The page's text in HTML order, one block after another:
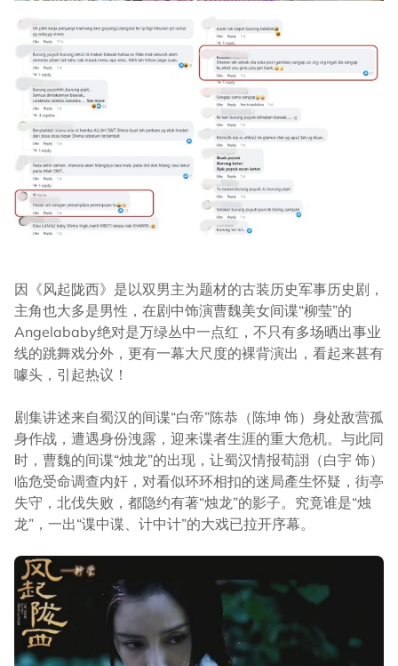
因《风起陇西》是以双男主为题材的古装历史军事历史剧，
主角也大多是男性，在剧中饰演曹魏美女间谍“柳莹”的
Angelababy绝对是万绿丛中一点红，不只有多场晒出事业
线的跳舞戏分外，更有一幕大尺度的裸背演出，看起来甚有
噱头，引起热议！
剧集讲述来自蜀汉的间谍“白帝”陈恭（陈坤 饰）身处敌营孤
身作战，遭遇身份洩露，迎来谍者生涯的重大危机。与此同
时，曹魏的间谍“烛龙”的出现，让蜀汉情报荀詡（白宇 饰）
临危受命调查内奸，对看似环环相扣的迷局產生怀疑，街亭
失守，北伐失败，都隐约有著“烛龙”的影子。究竟谁是“烛
龙”，一出“谍中谍、计中计”的大戏已拉开序幕。